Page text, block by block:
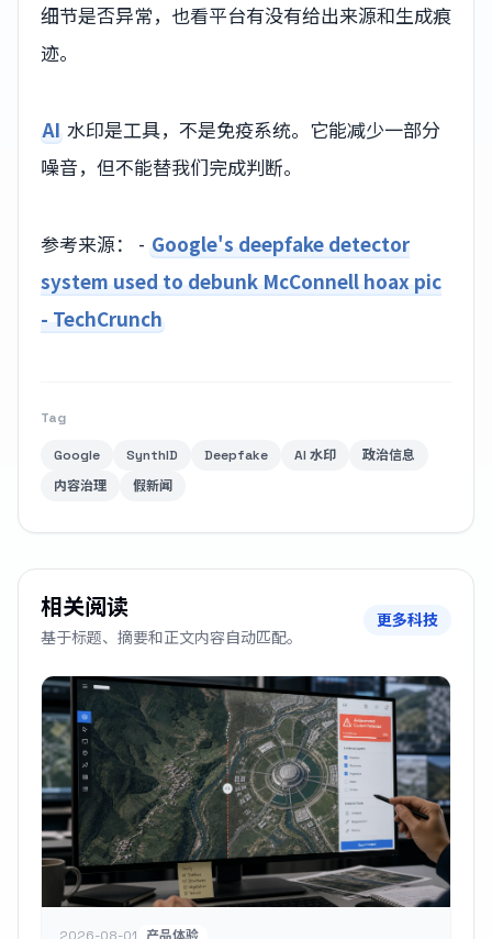
细节是否异常，也看平台有没有给出来源和生成痕
迹。
AI 水印是工具，不是免疫系统。它能减少一部分
噪音，但不能替我们完成判断。
参考来源： - Google's deepfake detector
system used to debunk McConnell hoax pic
- TechCrunch
Tag
Google SynthID Deepfake AI 水印
政治信息
内容治理
假新闻
相关阅读
基于标题、摘要和正文内容自动匹配。
更多科技
2026-08-01 产品体验